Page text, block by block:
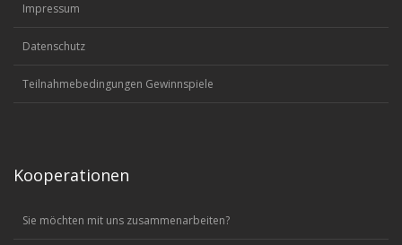
Impressum
Datenschutz
Teilnahmebedingungen Gewinnspiele
Kooperationen
Sie möchten mit uns zusammenarbeiten?